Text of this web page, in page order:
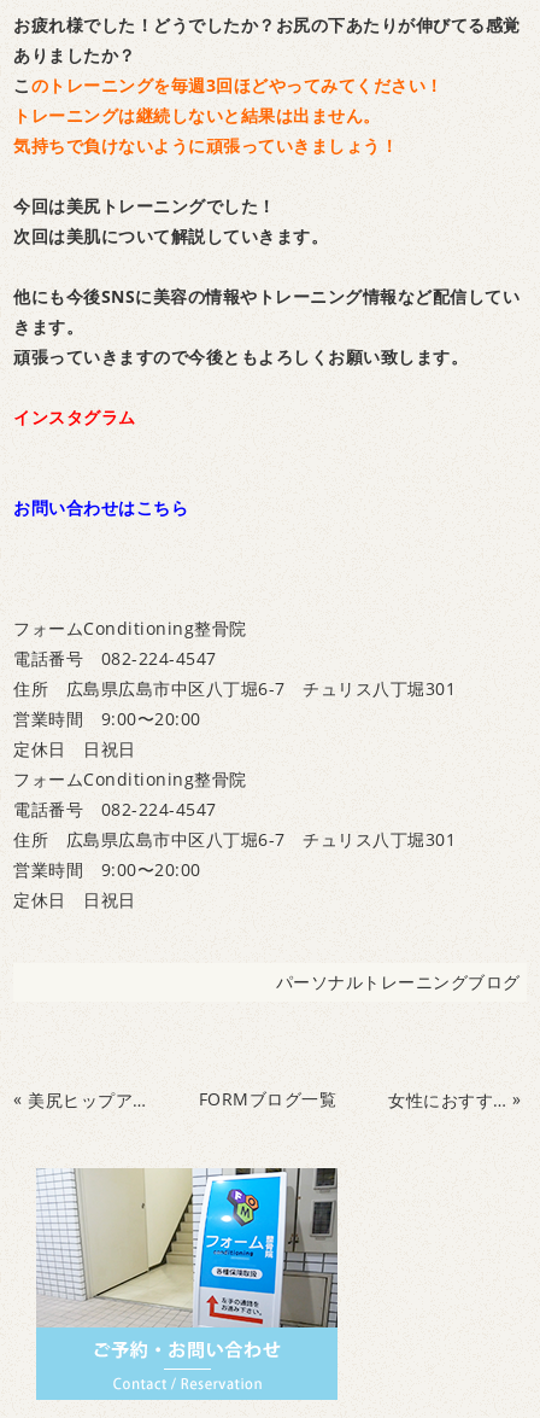
お疲れ様でした！どうでしたか？お尻の下あたりが伸びてる感覚
ありましたか？
こ のトレーニングを毎週3回ほどやってみてください！
トレーニングは継続しないと結果は出ません。
気持ちで負けないように頑張っていきましょう！
今回は美尻トレーニングでした！
次回は美肌について解説していきます。
他にも今後SNSに美容の情報やトレーニング情報など配信してい
きます。
頑張っていきますので今後ともよろしくお願い致します。
インスタグラム
お問い合わせはこちら
フォームConditioning整骨院
電話番号 082-224-4547
住所 広島県広島市中区八丁堀6-7 チュリス八丁堀301
営業時間 9:00〜20:00
定休日 日祝日
フォームConditioning整骨院
電話番号 082-224-4547
住所 広島県広島市中区八丁堀6-7 チュリス八丁堀301
営業時間 9:00〜20:00
定休日 日祝日
パーソナルトレーニングブログ
« 美尻ヒップアップの解剖学！ FORMブログ一覧 女性におすすめ！！二の腕痩せトレーニング »